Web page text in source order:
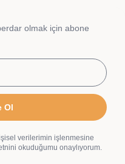
olmak için abone
Ol
verilerimin işlenmesine
okuduğumu onaylıyorum.